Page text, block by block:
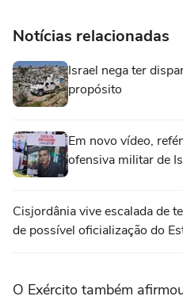
Notícias relacionadas
Israel nega ter
propósito
Em novo vídeo,
ofensiva militar de
Cisjordânia vive escalada de
de possível oficialização do
O Exército também